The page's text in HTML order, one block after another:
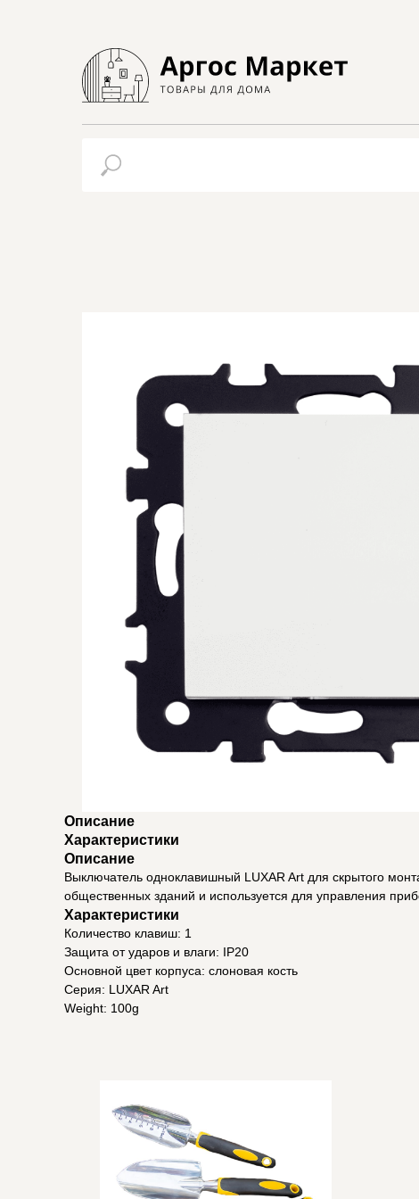
Описание
Характеристики
Описание
Выключатель одноклавишный LUXAR Art для скрытого
общественных зданий и используется для управления
Характеристики
Количество клавиш: 1
Защита от ударов и влаги: IP20
Основной цвет корпуса: слоновая кость
Серия: LUXAR Art
Weight: 100g